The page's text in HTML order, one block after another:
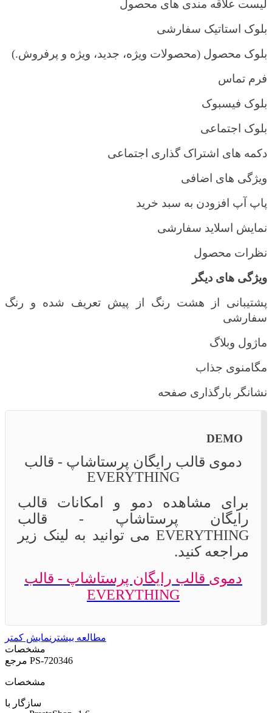
لیست علاقه مندی های محصول
بلوک استاتیک سفارشی
بلوک محصول (محصولات ویژه، جدید، ویژه و پرفروش.)
فرم تماس
بلوک فیسبوک
بلوک اجتماعی
دکمه های اشتراک گذاری اجتماعی
ویژگی های اضافی
پاپ آپ افزودن به سبد خرید
نمایش اسلاید سفارشی
نظرات محصول
ویژگی های دیگر
پشتیبانی از هشت رنگ از پیش تعریف شده و رنگ
سفارشی
ماژول وبلاگ
مگامنوی جذاب
نشانگر بارگذاری صفحه
DEMO
دموی قالب رایگان پرستاشاپ - قالب
EVERYTHING
برای مشاهده دمو و امکانات قالب
رایگان پرستاشاپ - قالب
EVERYTHING می توانید به لینک زیر
مراجعه کنید.
دموی قالب رایگان پرستاشاپ - قالب
EVERYTHING
مطالعه بیشتر نمایش کمتر
مشخصات
PS-720346
مشخصات
سازگار با